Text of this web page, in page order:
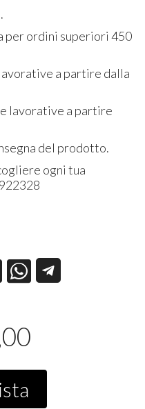
per ordini superiori 450
a partire dalla
lavorative a partire
del prodotto.
ogni tua